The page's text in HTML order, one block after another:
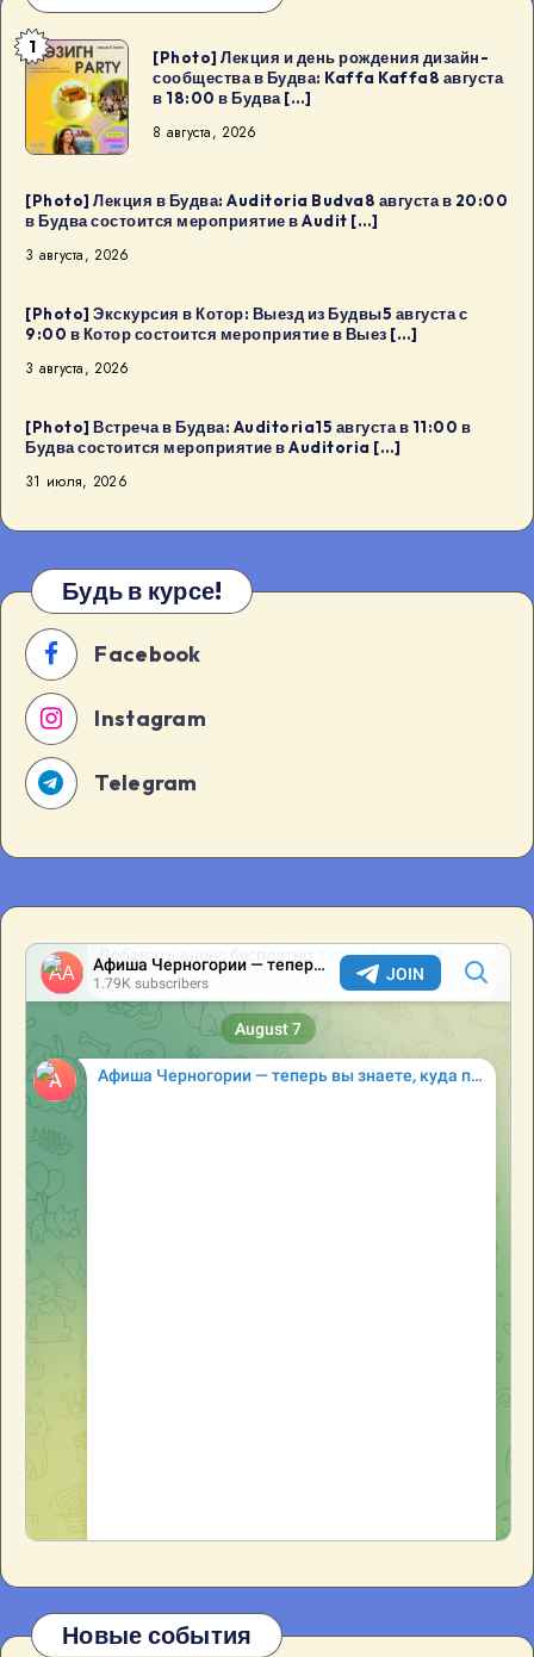
[Photo]
Лекция
день
дизайн-
сообщества
в
Kaffa
августа
18:00
в
[…]
1
[Photo] Лекция и день рождения дизайн-
сообщества в Будва: Kaffa Kaffa8 августа
в 18:00 в Будва […]
8 августа, 2026
[Photo] Лекция в Будва: Auditoria Budva8 августа в 20:00
в Будва состоится мероприятие в Audit […]
3 августа, 2026
[Photo] Экскурсия в Котор: Выезд из Будвы5 августа с
9:00 в Котор состоится мероприятие в Выез […]
3 августа, 2026
[Photo] Встреча в Будва: Auditoria15 августа в 11:00 в
Будва состоится мероприятие в Auditoria […]
31 июля, 2026
Будь в курсе!
Facebook
Instagram
Telegram
Новые события